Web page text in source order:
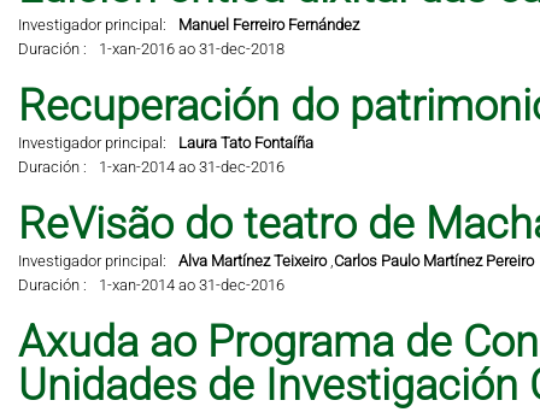
Investigador principal:
Manuel Ferreiro Fernández
Duración :
1-xan-2016 ao 31-dec-2018
Recuperación do
Investigador principal:
Laura Tato Fontaíña
Duración :
1-xan-2014 ao 31-dec-2016
ReVisão do teatro de
Investigador principal: Alva Martínez Teixeiro,Carlos Paulo Martínez Pereiro
Duración :
1-xan-2014 ao 31-dec-2016
Axuda ao Programa de
Unidades de Investigación